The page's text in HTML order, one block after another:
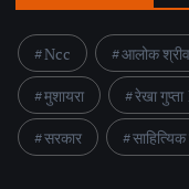
Ncc आलोक
मुशायरा
रेखा
सरकार
साहित्यिक